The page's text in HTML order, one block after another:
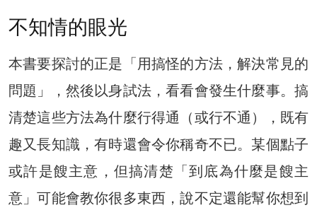
不知情的眼光
本書要探討的正是「用搞怪的方法，解決常見的
問題」，然後以身試法，看看會發生什麼事。搞
清楚這些方法為什麼行得通（或行不通），既有
趣又長知識，有時還會令你稱奇不已。某個點子
或許是餿主意，但搞清楚「到底為什麼是餿主
意」可能會教你很多東西，說不定還能幫你想到